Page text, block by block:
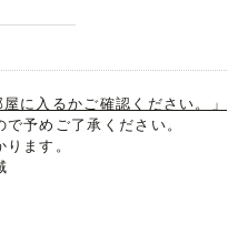
に入るかご確認ください。」
予めご了承ください。
ます。